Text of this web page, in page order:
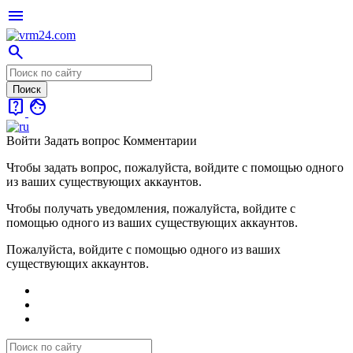
menu
search
live_help face
Войти Задать вопрос Комментарии
Чтобы задать вопрос, пожалуйста, войдите с помощью одного
из ваших существующих аккаунтов.
Чтобы получать уведомления, пожалуйста, войдите с
помощью одного из ваших существующих аккаунтов.
Пожалуйста, войдите с помощью одного из ваших
существующих аккаунтов.